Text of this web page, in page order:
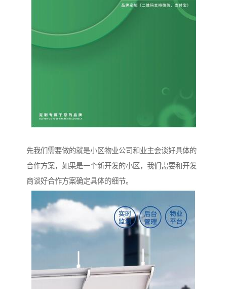
先我们需要做的就是小区物业公司和业主会谈好具体的
合作方案，如果是一个新开发的小区，我们需要和开发
商谈好合作方案确定具体的细节。